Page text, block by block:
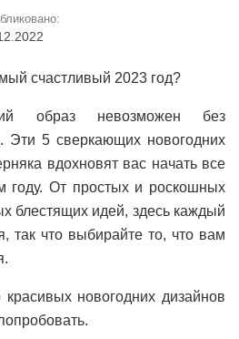
счастливый 2023 год?
образ невозможен без
Эти 5 сверкающих новогодних
вдохновят вас начать все
году. От простых и роскошных
блестящих идей, здесь каждый
так что выбирайте то, что вам
новогодних дизайнов